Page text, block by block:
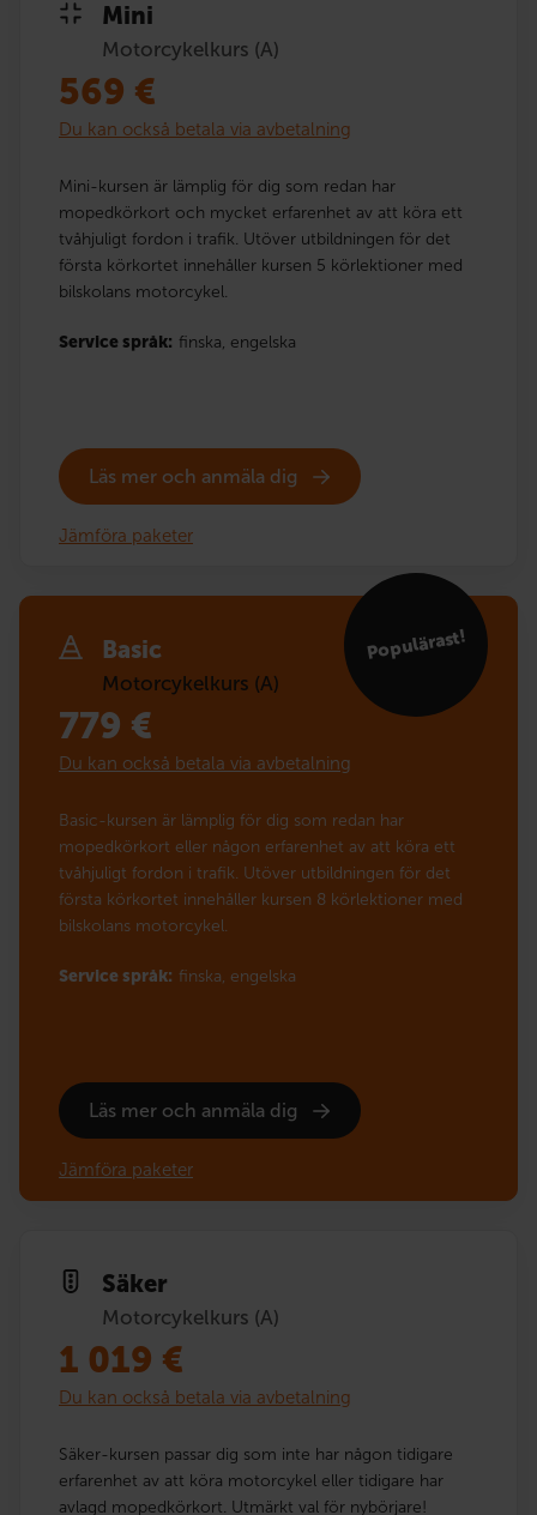
Mini
Motorcykelkurs (A)
569 €
Du kan också betala via avbetalning
Mini-kursen är lämplig för dig som redan har
mopedkörkort och mycket erfarenhet av att köra ett
tvåhjuligt fordon i trafik. Utöver utbildningen för det
första körkortet innehåller kursen 5 körlektioner med
bilskolans motorcykel.
Service språk: finska, engelska
Läs mer och anmäla dig
Jämföra paketer
Basic
Motorcykelkurs (A)
Populärast!
779 €
Du kan också betala via avbetalning
Basic-kursen är lämplig för dig som redan har
mopedkörkort eller någon erfarenhet av att köra ett
tvåhjuligt fordon i trafik. Utöver utbildningen för det
första körkortet innehåller kursen 8 körlektioner med
bilskolans motorcykel.
Service språk: finska, engelska
Läs mer och anmäla dig
Jämföra paketer
Säker
Motorcykelkurs (A)
1 019 €
Du kan också betala via avbetalning
Säker-kursen passar dig som inte har någon tidigare
erfarenhet av att köra motorcykel eller tidigare har
avlagd mopedkörkort. Utmärkt val för nybörjare!